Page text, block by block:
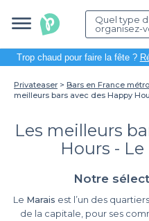
Quel type
organisez-
Trop chaud pour faire la fête ?
Privateaser Bars en France
meilleurs bars avec des Happy
Les meilleurs
Hours -
Notre
Le Marais est l’un des
de la capitale, pour ses